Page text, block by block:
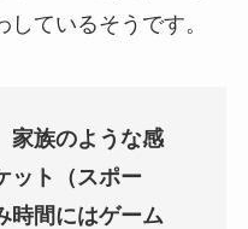
ているそうです。
家族のような感
ット（スポー
時間にはゲーム